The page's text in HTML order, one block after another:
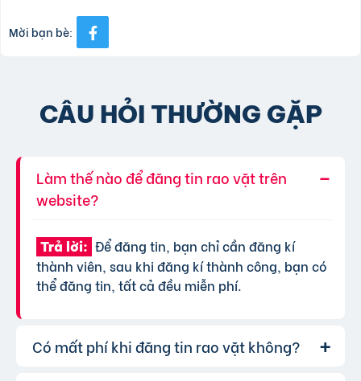
Mời bạn bè:
CÂU HỎI THƯỜNG GẶP
Làm thế nào để đăng tin rao vặt trên
website?
Trả lời: Để đăng tin, bạn chỉ cần đăng kí
thành viên, sau khi đăng kí thành công, bạn có
thể đăng tin, tất cả đều miễn phí.
Có mất phí khi đăng tin rao vặt không?